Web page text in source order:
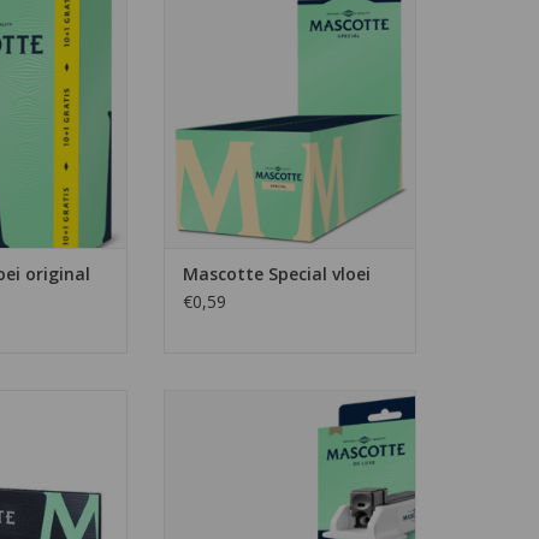
profiteer van
WINKELWAGEN
original
De Mascotte special vloei is van
Mascotte Special vloei
€0,59
WINKELWAGEN
De Mascotte hulzenstopper de
luxe is het eerste sigaretten
uiteindelijk ook de beste. Er zijn
goedkopere en duurdere